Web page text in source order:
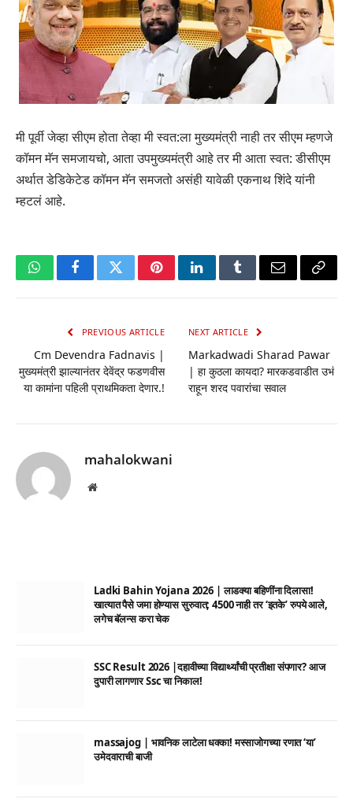
मी पूर्वी जेव्हा सीएम होता तेव्हा मी स्वत:ला मुख्यमंत्री नाही तर सीएम म्हणजे
कॉमन मॅन समजायचो, आता उपमुख्यमंत्री आहे तर मी आता स्वत: डीसीएम
अर्थात डेडिकेटेड कॉमन मॅन समजतो असंही यावेळी एकनाथ शिंदे यांनी
म्हटलं आहे.
WhatsAppFacebookTwitterPinterestLinkedInTumblrEmail Copy
PREVIOUS ARTICLE
Cm Devendra Fadnavis |
मुख्यमंत्री झाल्यानंतर देवेंद्र फडणवीस
या कामांना पहिली प्राथमिकता देणार.!
NEXT ARTICLE
Markadwadi Sharad Pawar
| हा कुठला कायदा? मारकडवाडीत उभं
राहून शरद पवारांचा सवाल
mahalokwani
Website
Ladki Bahin Yojana 2026 | लाडक्या बहिणींना दिलासा!
खात्यात पैसे जमा होण्यास सुरुवात; 4500 नाही तर ‘इतके’ रुपये आले,
लगेच बॅलन्स करा चेक
SSC Result 2026 |दहावीच्या विद्यार्थ्यांची प्रतीक्षा संपणार? आज
दुपारी लागणार Ssc चा निकाल!
massajog | भावनिक लाटेला धक्का! मस्साजोगच्या रणात ‘या’
उमेदवाराची बाजी